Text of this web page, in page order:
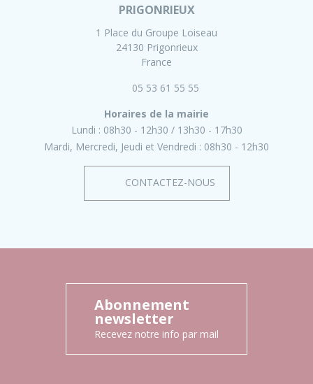
PRIGONRIEUX
1 Place du Groupe Loiseau
24130 Prigonrieux
France
05 53 61 55 55
Horaires de la mairie
Lundi : 08h30 - 12h30
13h30 - 17h30
Mardi, Mercredi, Jeudi et Vendredi : 08h30 - 12h30
CONTACTEZ-NOUS
Abonnement
newsletter
Recevez notre info par mail